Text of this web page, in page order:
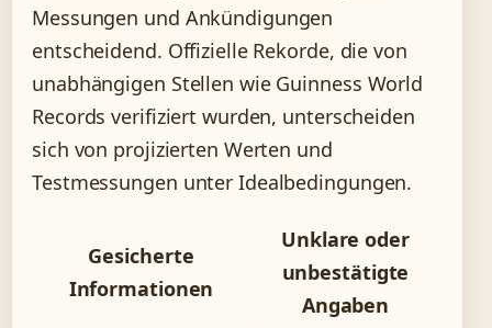
Messungen und Ankündigungen
entscheidend. Offizielle Rekorde, die von
unabhängigen Stellen wie Guinness World
Records verifiziert wurden, unterscheiden
sich von projizierten Werten und
Testmessungen unter Idealbedingungen.
Gesicherte
Informationen
Unklare oder
unbestätigte
Angaben